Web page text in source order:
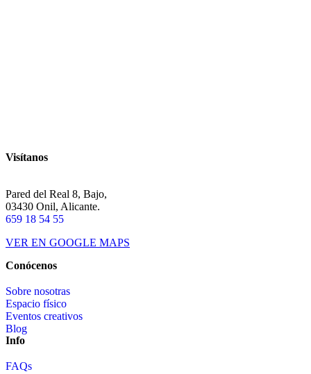
Visítanos
Pared del Real 8, Bajo,
03430 Onil, Alicante.
659 18 54 55
VER EN GOOGLE MAPS
Conócenos
Sobre nosotras
Espacio físico
Eventos creativos
Blog
Info
FAQs